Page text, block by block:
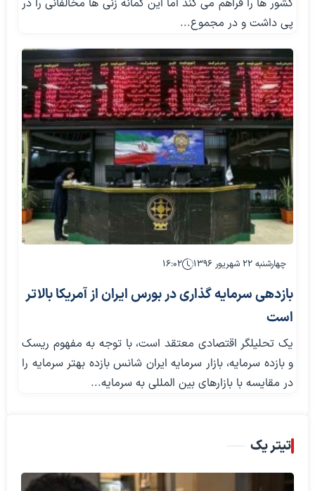
کشور ها را فراهم می کند اما این گمانه زنی ها مخالفانی را در
پی داشت و در مجموع...
چهارشنبه ۲۲ شهریور ۱۳۹۶ ۱۶:۰۲
بازدهی سرمایه گذاری در بورس ایران از آمریکا بالاتر
است
یک تحلیلگر اقتصادی معتقد است، با توجه به مفهوم ریسک
و بازده سرمایه، بازار سرمایه ایران شانس بازده بهتر سرمایه را
در مقایسه با بازارهای بین المللی به سرمایه...
تیتر یک